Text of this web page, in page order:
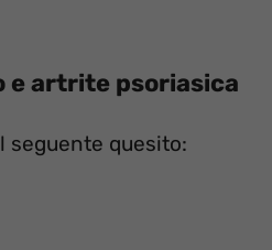
e artrite psoriasica
seguente quesito: